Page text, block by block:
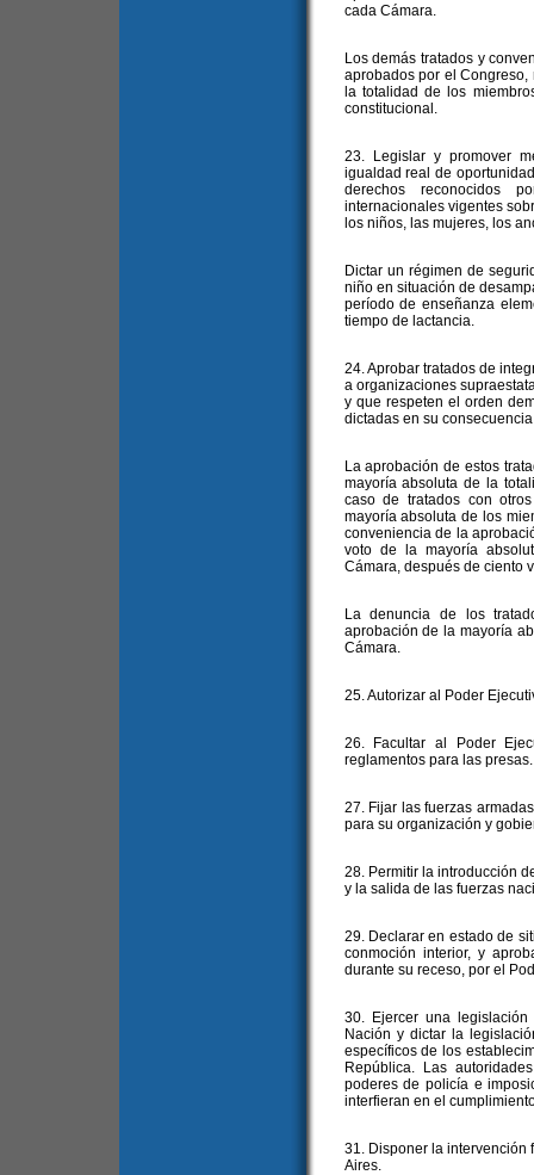
cada Cámara.
Los demás tratados y
aprobados por el
la totalidad de los
constitucional.
23. Legislar y promover
igualdad real de
derechos reconocidos
internacionales vigentes
los niños, las mujeres, los
Dictar un régimen de
niño en situación de
período de enseñanza
tiempo de lactancia.
24. Aprobar tratados de
a organizaciones
y que respeten el orden
dictadas en su
La aprobación de estos
mayoría absoluta de la
caso de tratados con
mayoría absoluta de los
conveniencia de la
voto de la mayoría
Cámara, después de ciento
La denuncia de los
aprobación de la mayoría
Cámara.
25. Autorizar al Poder
26. Facultar al Poder
reglamentos para las presas.
27. Fijar las fuerzas
para su organización y
28. Permitir la introducción
y la salida de las fuerzas
29. Declarar en estado de
conmoción interior, y
durante su receso, por el
30. Ejercer una
Nación y dictar la
específicos de los
República. Las
poderes de policía e
interfieran en el
31. Disponer la intervención
Aires.